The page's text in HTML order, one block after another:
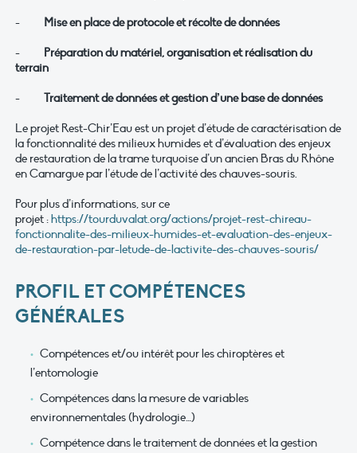
- Mise en place de protocole et récolte de données
- Préparation du matériel, organisation et réalisation du
terrain
- Traitement de données et gestion d’une base de données
Le projet Rest-Chir’Eau est un projet d’étude de caractérisation de
la fonctionnalité des milieux humides et d’évaluation des enjeux
de restauration de la trame turquoise d’un ancien Bras du Rhône
en Camargue par l’étude de l’activité des chauves-souris.
Pour plus d’informations, sur ce
projet :https://tourduvalat.org/actions/projet-rest-chireau-
fonctionnalite-des-milieux-humides-et-evaluation-des-enjeux-
de-restauration-par-letude-de-lactivite-des-chauves-souris/
PROFIL ET COMPÉTENCES
GÉNÉRALES
Compétences et/ou intérêt pour les chiroptères et
l’entomologie
Compétences dans la mesure de variables
environnementales (hydrologie…)
Compétence dans le traitement de données et la gestion